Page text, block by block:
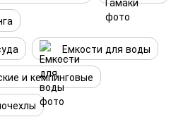
Емкости для воды
и кемпинговые